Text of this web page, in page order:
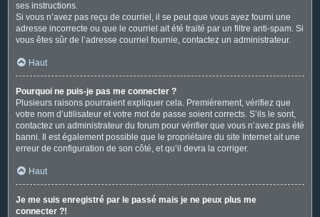
ses instructions.
Si vous n’avez pas reçu de courriel, il se peut que vous ayez fourni une
adresse incorrecte ou que le courriel ait été traité par un filtre anti-spam. Si
vous êtes sûr de l’adresse courriel fournie, contactez un administrateur.
Haut
Pourquoi ne puis-je pas me connecter ?
Plusieurs raisons pourraient expliquer cela. Premièrement, vérifiez que
votre nom d’utilisateur et votre mot de passe soient corrects. S’ils le sont,
contactez un administrateur du forum pour vérifier que vous n’avez pas été
banni. Il est également possible que le propriétaire du site Internet ait une
erreur de configuration de son côté, et qu’il devra la corriger.
Haut
Je me suis enregistré par le passé mais je ne peux plus me
connecter ?!